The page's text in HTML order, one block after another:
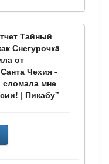
Тайный
Снегурочкa
от
Чехия -
сломала мне
| Пикабу"